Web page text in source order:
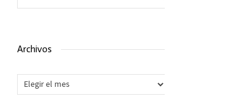
Archivos
Archivos